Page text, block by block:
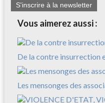
S'inscrire à la newsletter
Vous aimerez aussi :
De la contre insurrection
Les mensonges des